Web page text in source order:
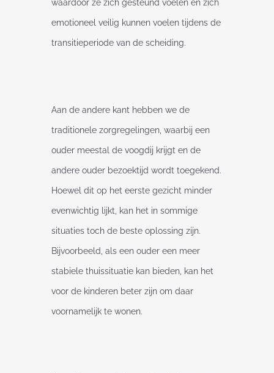
waardoor ze zich gesteund voelen en zich
emotioneel veilig kunnen voelen tijdens de
transitieperiode van de scheiding.
Aan de andere kant hebben we de
traditionele zorgregelingen, waarbij een
ouder meestal de voogdij krijgt en de
andere ouder bezoektijd wordt toegekend.
Hoewel dit op het eerste gezicht minder
evenwichtig lijkt, kan het in sommige
situaties toch de beste oplossing zijn.
Bijvoorbeeld, als een ouder een meer
stabiele thuissituatie kan bieden, kan het
voor de kinderen beter zijn om daar
voornamelijk te wonen.